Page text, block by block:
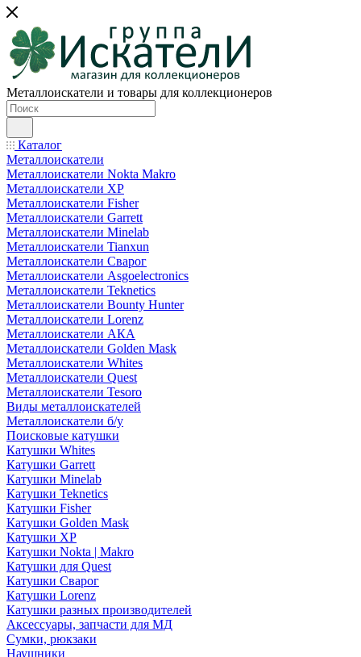
Металлоискатели и товары для коллекционеров
Каталог
Металлоискатели
Металлоискатели Nokta Makro
Металлоискатели XP
Металлоискатели Fisher
Металлоискатели Garrett
Металлоискатели Minelab
Металлоискатели Tianxun
Металлоискатели Сварог
Металлоискатели Asgoelectronics
Металлоискатели Teknetics
Металлоискатели Bounty Hunter
Металлоискатели Lorenz
Металлоискатели АКА
Металлоискатели Golden Mask
Металлоискатели Whites
Металлоискатели Quest
Металлоискатели Tesoro
Виды металлоискателей
Металлоискатели б/у
Поисковые катушки
Катушки Whites
Катушки Garrett
Катушки Minelab
Катушки Teknetics
Катушки Fisher
Катушки Golden Mask
Катушки XP
Катушки Nokta | Makro
Катушки для Quest
Катушки Сварог
Катушки Lorenz
Катушки разных производителей
Аксессуары, запчасти для МД
Сумки, рюкзаки
Наушники